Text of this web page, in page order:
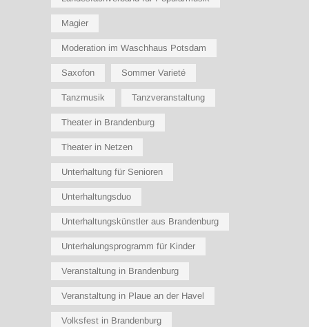
Magier
Moderation im Waschhaus Potsdam
Saxofon Sommer Varieté
Tanzmusik Tanzveranstaltung
Theater in Brandenburg
Theater in Netzen
Unterhaltung für Senioren
Unterhaltungsduo
Unterhaltungskünstler aus Brandenburg
Unterhalungsprogramm für Kinder
Veranstaltung in Brandenburg
Veranstaltung in Plaue an der Havel
Volksfest in Brandenburg